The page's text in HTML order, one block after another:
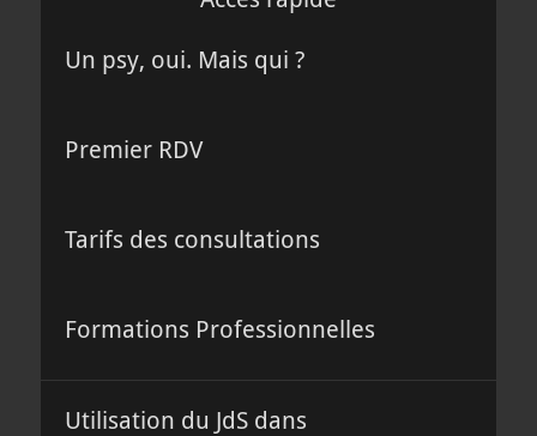
Un psy, oui. Mais qui ?
Premier RDV
Tarifs des consultations
Formations Professionnelles
Utilisation du JdS dans